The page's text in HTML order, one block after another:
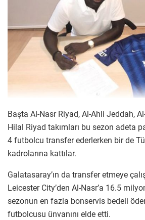
Başta Al-Nasr Riyad, Al-Ahli Jeddah,
Hilal Riyad takımları bu sezon adeta
4 futbolcu transfer ederlerken bir de
kadrolarına kattılar.
Galatasaray’ın da transfer etmeye
Leicester City’den Al-Nasr’a 16.5
sezonun en fazla bonservis bedeli
futbolcusu ünvanını elde etti.